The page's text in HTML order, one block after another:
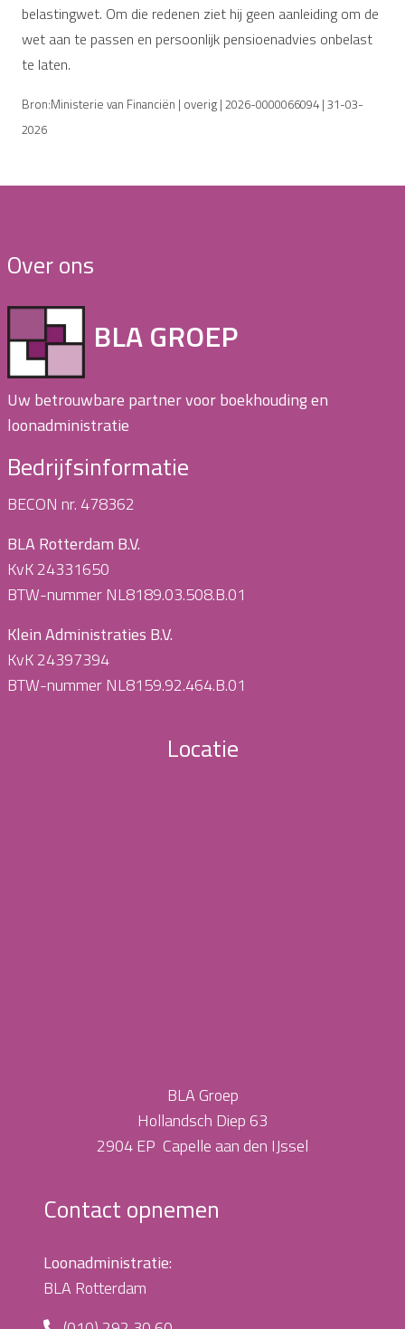
belastingwet. Om die redenen ziet hij geen aanleiding om de
wet aan te passen en persoonlijk pensioenadvies onbelast
te laten.
Bron:Ministerie van Financiën | overig | 2026-0000066094 | 31-03-
2026
Over ons
BLA GROEP
Uw betrouwbare partner voor boekhouding en
loonadministratie
Bedrijfsinformatie
BECON nr. 478362
BLA Rotterdam B.V.
KvK 24331650
BTW-nummer NL8189.03.508.B.01
Klein Administraties B.V.
KvK 24397394
BTW-nummer NL8159.92.464.B.01
Locatie
BLA Groep
Hollandsch Diep 63
2904 EP Capelle aan den IJssel
Contact opnemen
Loonadministratie:
BLA Rotterdam